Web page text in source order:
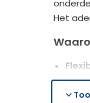
Het
Luxe